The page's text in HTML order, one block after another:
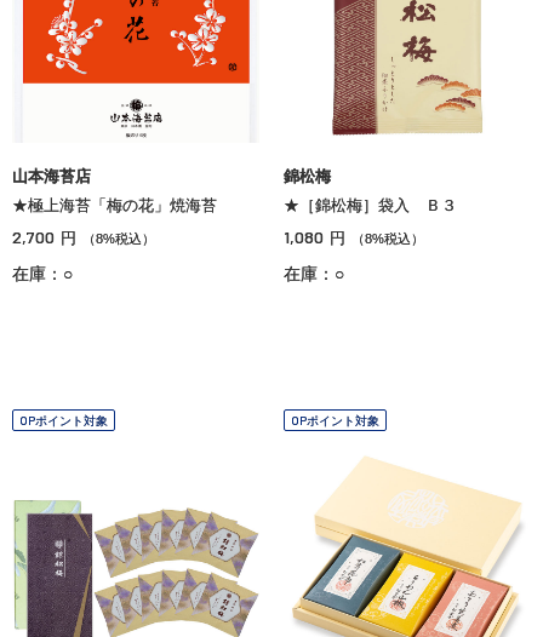
山本海苔店
★極上海苔「梅の花」焼海苔
2,700 円 （8%税込）
在庫：○
錦松梅
★［錦松梅］袋入 Ｂ３
1,080 円 （8%税込）
在庫：○
OPポイント対象 OPポイント対象